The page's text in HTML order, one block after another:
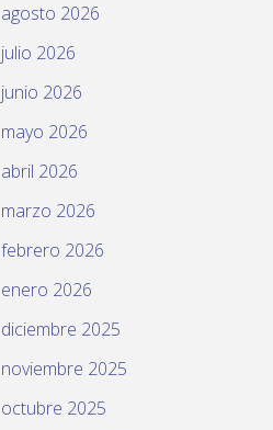
agosto 2026
julio 2026
junio 2026
mayo 2026
abril 2026
marzo 2026
febrero 2026
enero 2026
diciembre 2025
noviembre 2025
octubre 2025